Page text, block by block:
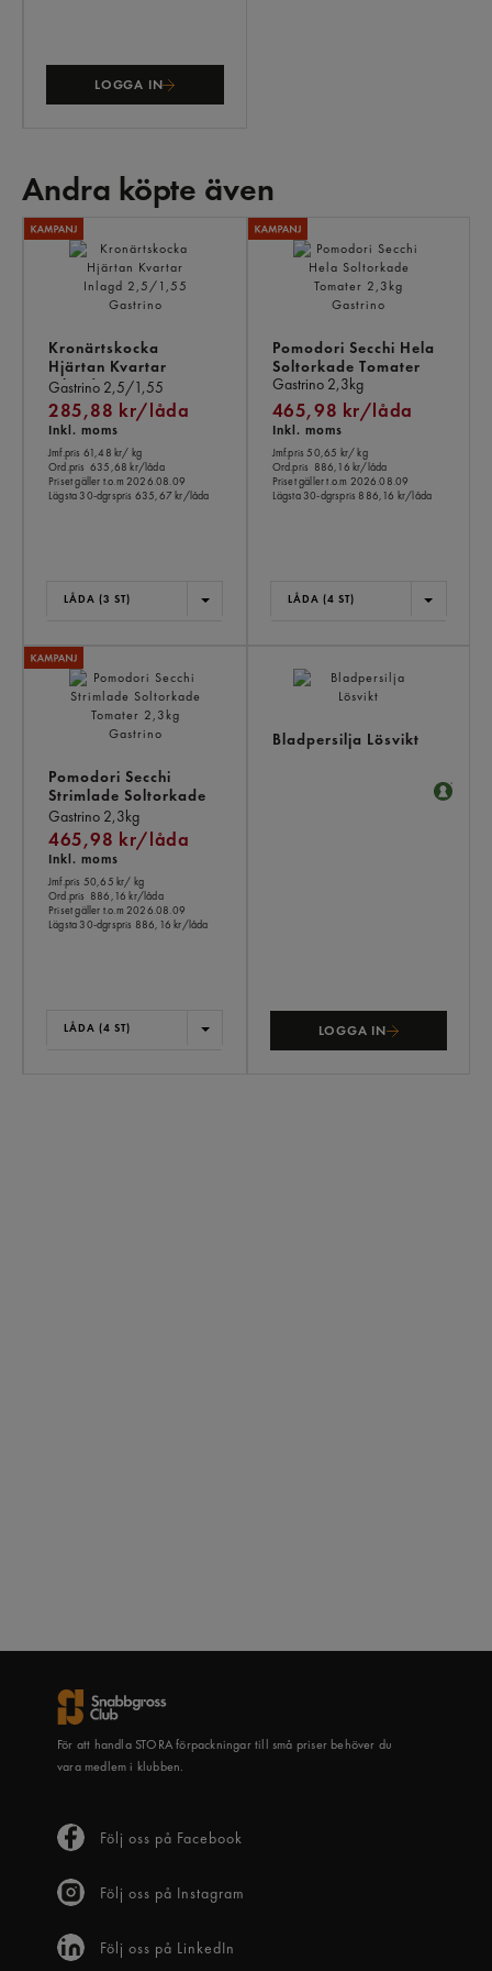
LOGGA IN
Andra köpte även
Kronärtskocka
Hjärtan Kvartar
Inlagd
Gastrino 2,5/1,55
285,88 kr/låda
Inkl. moms
Jmf.pris 61,48 kr/ kg
Ord.pris 635,68 kr/låda
Priset gäller t.o.m 2026.08.09
Lägsta 30-dgrspris 635,67 kr/låda
LÅDA (3 ST)
Pomodori Secchi Hela
Soltorkade Tomater
Gastrino 2,3kg
465,98 kr/låda
Inkl. moms
Jmf.pris 50,65 kr/ kg
Ord.pris 886,16 kr/låda
Priset gäller t.o.m 2026.08.09
Lägsta 30-dgrspris 886,16 kr/låda
LÅDA (4 ST)
Pomodori Secchi
Strimlade Soltorkade
Tomater
Gastrino 2,3kg
465,98 kr/låda
Inkl. moms
Jmf.pris 50,65 kr/ kg
Ord.pris 886,16 kr/låda
Priset gäller t.o.m 2026.08.09
Lägsta 30-dgrspris 886,16 kr/låda
LÅDA (4 ST)
Bladpersilja Lösvikt
LOGGA IN
För att handla STORA förpackningar till små priser behöver du
vara medlem i klubben.
Följ oss på Facebook
Följ oss på Instagram
Följ oss på LinkedIn